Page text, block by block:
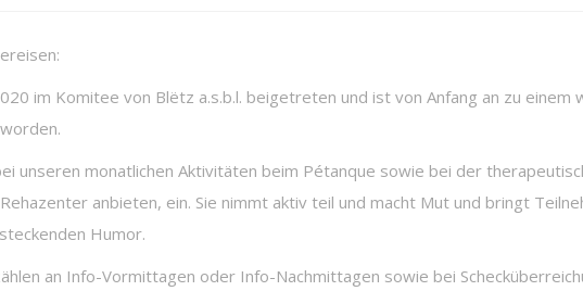
im Komitee von Blëtz a.s.b.l. beigetreten und ist von Anfang an zu einem
unseren monatlichen Aktivitäten beim Pétanque sowie bei der
anbieten, ein. Sie nimmt aktiv teil und macht Mut und bringt
Humor.
an Info-Vormittagen oder Info-Nachmittagen sowie bei